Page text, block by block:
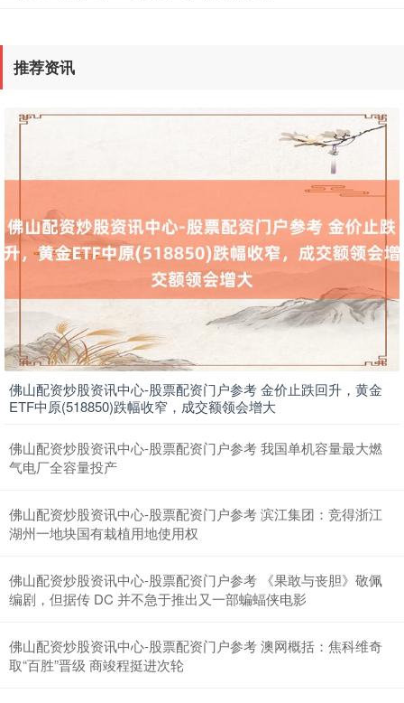
上证综指 3940.04 +39.68
深证成指 14311.01 +200.89 +1.42%
推荐资讯
佛山配资炒股资讯中心-股票配资门户参考 金价止跌回升，黄金
ETF中原(518850)跌幅收窄，成交额领会增大
佛山配资炒股资讯中心-股票配资门户参考 我国单机容量最大燃
气电厂全容量投产
佛山配资炒股资讯中心-股票配资门户参考 滨江集团：竞得浙江
湖州一地块国有栽植用地使用权
佛山配资炒股资讯中心-股票配资门户参考 《果敢与丧胆》敬佩
编剧，但据传 DC 并不急于推出又一部蝙蝠侠电影
佛山配资炒股资讯中心-股票配资门户参考 澳网概括：焦科维奇
取“百胜”晋级 商竣程挺进次轮